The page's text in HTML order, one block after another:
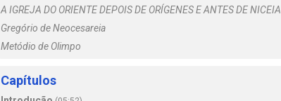
A IGREJA DO ORIENTE DEPOIS DE ORÍGENES E ANTES DE NICEIA
Gregório de Neocesareia
Metódio de Olimpo
Capítulos